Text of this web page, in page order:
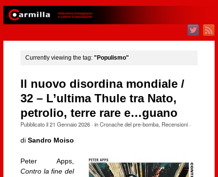
Currently viewing the tag: "Populismo"
Il nuovo disordina mondiale /
32 – L’ultima Thule tra Nato,
petrolio, terre rare e…guano
Pubblicato il21 Gennaio 2026· inCronache del pre-bomba, Recensioni·
di Sandro Moiso
Peter Apps,
Contro la fine del